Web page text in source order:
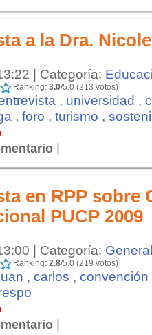
a la Dra.
| Categoría:
Ranking: 3.0/5.0 (213 votos)
, universidad ,
, foro , turismo ,
|
en RPP sobre
PUCP 2009
| Categoría: General
Ranking: 2.8/5.0 (219 votos)
, carlos , convención
|